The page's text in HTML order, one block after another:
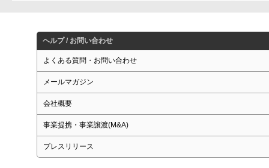
ヘルプ / お問い合わせ
よくある質問・お問い合わせ
メールマガジン
会社概要
事業提携・事業譲渡(M&A)
プレスリリース